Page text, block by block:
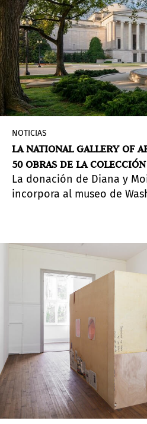
NOTICIAS
LA NATIONAL GALLERY OF
50 OBRAS DE LA
La donación de Diana y
incorpora al museo de